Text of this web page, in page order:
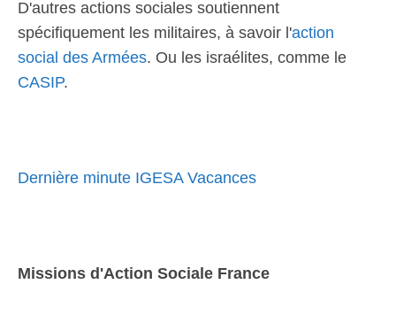
D'autres actions sociales soutiennent
spécifiquement les militaires, à savoir l'action
social des Armées. Ou les israélites, comme le
CASIP.
Dernière minute IGESA Vacances
Missions d'Action Sociale France